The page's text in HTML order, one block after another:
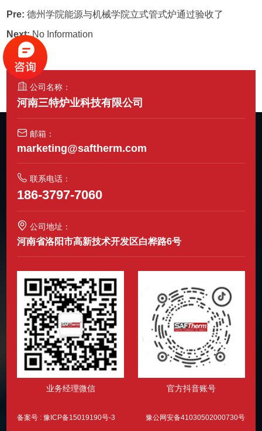
Pre: 德州学院能源与机械学院立式管式炉通过验收了
Next: No Information
公司名称：
河南三特炉业科技有限公司
邮箱：
marketing@saftherm.com
联系电话：
186-3797-7060
公司地址：
河南省洛阳市高新技术开发区白桦路6号
业务经理微信 官方抖音账号
备案号 :豫ICP备15019190号-3 豫公网安备41030502000730号